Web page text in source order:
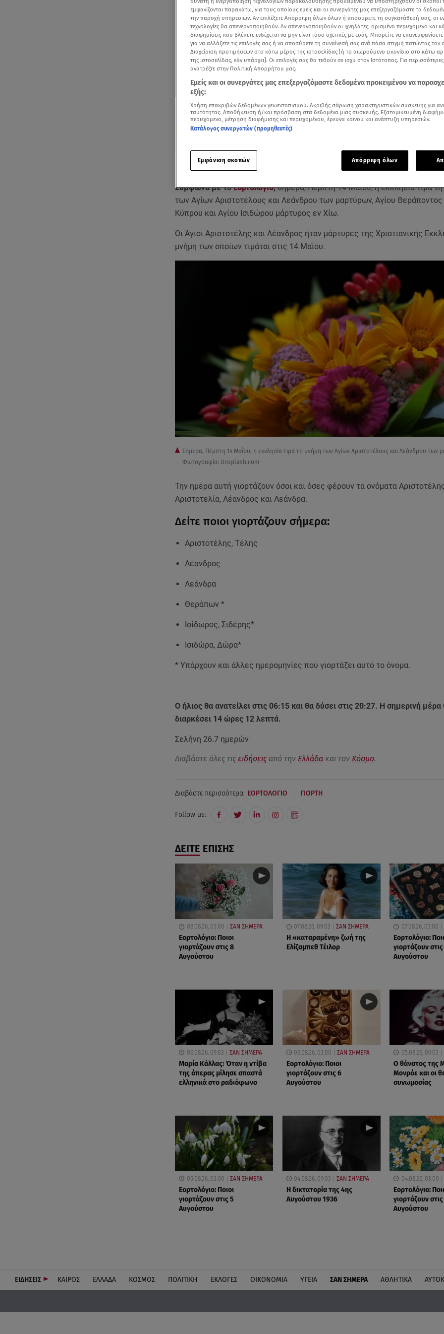
Δείτε περισσότερα άρθρα μας στα αποτελέσματα αναζήτησης
Ακούστε το άρθρο
Σύμφωνα με τοΕορτολόγιο,σήμερα, Πέμπτη 14 Μαΐου, η εκκλησία τιμά
των Αγίων Αριστοτέλους και Λεάνδρου των μαρτύρων, Αγίου
Κύπρου και Αγίου Ισιδώρου μάρτυρος εν Χίω.
Οι Άγιοι Αριστοτέλης και Λέανδρος ήταν μάρτυρες της Χριστιανικής
μνήμη των οποίων τιμάται στις 14 Μαΐου.
Σήμερα, Πέμπτη 14 Μαΐου, η εκκλησία τιμά τη μνήμη των Αγίων Αριστοτέλους και Λεάνδρου των
Φωτογραφία: Unsplash.com
Την ημέρα αυτή γιορτάζουν όσοι και όσες φέρουν τα ονόματα
Αριστοτελία, Λέανδρος και Λεάνδρα.
Δείτε ποιοι γιορτάζουν σήμερα:
Αριστοτέλης, Τέλης
Λέανδρος
Λεάνδρα
Θεράπων *
Ισίδωρος, Σιδέρης*
Ισιδώρα, Δώρα*
* Υπάρχουν και άλλες ημερομηνίες που γιορτάζει αυτό το όνομα.
Ο ήλιος θα ανατείλει στις 06:15 και θα δύσει στις 20:27. Η σημερινή μέρα
διαρκέσει 14 ώρες 12 λεπτά.
Σελήνη 26.7 ημερών
Διαβάστε όλες τις ειδήσειςαπό την Ελλάδακαι τον Κόσμο.
Διαβάστε περισσότερα: ΕΟΡΤΟΛΟΓΙΟ ΓΙΟΡΤΗ
Follow us:
ΔΕΙΤΕ ΕΠΙΣΗΣ
08.08.26, 03:00 ΣΑΝ ΣΗΜΕΡΑ
Εορτολόγιο: Ποιοι
γιορτάζουν στις 8
Αυγούστου
07.08.26, 09:03 ΣΑΝ ΣΗΜΕΡΑ
Η «καταραμένη»​​​​​​​ ζωή της
Ελίζαμπεθ Τέιλορ
07.08.26, 03:00
Εορτολόγιο:
γιορτάζουν
Αυγούστου
06.08.26, 09:03 ΣΑΝ ΣΗΜΕΡΑ
Μαρία Κάλλας: Όταν η ντίβα
της όπερας μίλησε σπαστά
ελληνικά στο ραδιόφωνο
06.08.26, 03:00 ΣΑΝ ΣΗΜΕΡΑ
Εορτολόγιο: Ποιοι
γιορτάζουν στις 6
Αυγούστου
05.08.26, 09:03
O θάνατος της
Μονρόε και οι
συνωμοσίας
05.08.26, 03:00 ΣΑΝ ΣΗΜΕΡΑ
Εορτολόγιο: Ποιοι
γιορτάζουν στις 5
Αυγούστου
04.08.26, 09:03 ΣΑΝ ΣΗΜΕΡΑ
Η δικτατορία της 4ης
Αυγούστου 1936
04.08.26, 03:00
Εορτολόγιο:
γιορτάζουν
Αυγούστου
ΕΙΔΗΣΕΙΣ ΚΑΙΡΟΣ ΕΛΛΑΔΑ ΚΟΣΜΟΣ ΠΟΛΙΤΙΚΗ ΕΚΛΟΓΕΣ ΟΙΚΟΝΟΜΙΑ ΥΓΕΙΑ ΣΑΝ ΣΗΜΕΡΑ ΑΘΛΗΤΙΚΑ
εμφανίζονται παρακάτω, για τους οποίους εμείς και οι συνεργάτες μας επεξεργαζόμαστε τα
την παροχή υπηρεσιών. Αν επιλέξετε Απόρριψη όλων όλων ή αποσύρετε τη συγκατάθεσή σας, οι
τεχνολογίες θα απενεργοποιηθούν. Αν απενεργοποιηθούν οι ιχνηλάτες, ορισμένο περιεχόμενο και
διαφημίσεις που βλέπετε ενδέχεται να μην είναι τόσο σχετικές με εσάς. Μπορείτε να
για να αλλάξετε τις επιλογές σας ή να αποσύρετε τη συναίνεσή σας ανά πάσα στιγμή πατώντας τον
Διαχείριση προτιμήσεων στο κάτω μέρος της ιστοσελίδας [ή το αιωρούμενο εικονίδιο στο κάτω
της ιστοσελίδας, εάν υπάρχει]. Οι επιλογές σας θα τεθούν σε ισχύ στον Ιστότοπος. Για
ανατρέξτε στην Πολιτική Απορρήτου μας.
Εμείς και οι συνεργάτες μας επεξεργαζόμαστε δεδομένα προκειμένου να
εξής:
Χρήση επακριβών δεδομένων γεωεντοπισμού. Ακριβής σάρωση χαρακτηριστικών συσκευής για
ταυτότητας. Αποθήκευση ή/και πρόσβαση στα δεδομένα μιας συσκευής. Εξατομικευμένη
περιεχόμενο, μέτρηση διαφήμισης και περιεχομένου, έρευνα κοινού και ανάπτυξη υπηρεσιών.
Κατάλογος συνεργατών (προμηθευτές)
Εμφάνιση σκοπών Απόρριψη όλων